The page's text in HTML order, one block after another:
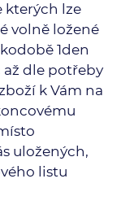
kterých lze
volně ložené
1den
až dle potřeby
k Vám na
uložených,
listu